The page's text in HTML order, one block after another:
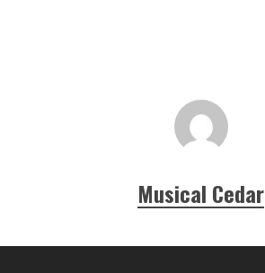
Musical Cedar